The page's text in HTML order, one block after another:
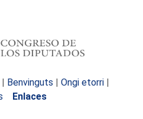
| Benvinguts | Ongi etorri |
Enlaces